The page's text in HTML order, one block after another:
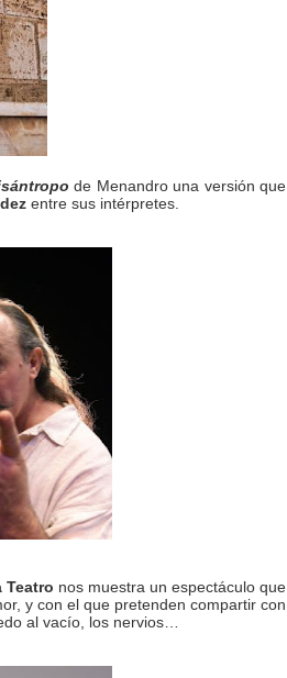
de Menandro una versión que
entre sus intérpretes.
Teatro nos muestra un espectáculo que
y con el que pretenden compartir con
al vacío, los nervios…